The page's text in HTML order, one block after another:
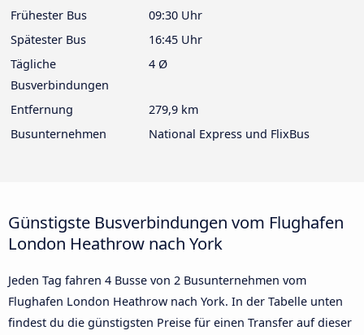
Frühester Bus
09:30 Uhr
Spätester Bus
16:45 Uhr
Tägliche
Busverbindungen
4 Ø
Entfernung
279,9 km
Busunternehmen
National Express und FlixBus
Günstigste Busverbindungen vom Flughafen
London Heathrow nach York
Jeden Tag fahren 4 Busse von 2 Busunternehmen vom
Flughafen London Heathrow nach York. In der Tabelle unten
findest du die günstigsten Preise für einen Transfer auf dieser